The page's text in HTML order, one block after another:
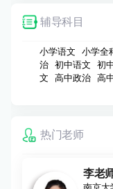
辅导科目
小学语文 小学
治 初中语文 初
文 高中政治 高
热门老师
李老